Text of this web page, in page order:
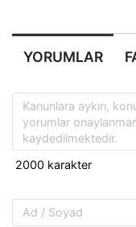
YORUMLAR